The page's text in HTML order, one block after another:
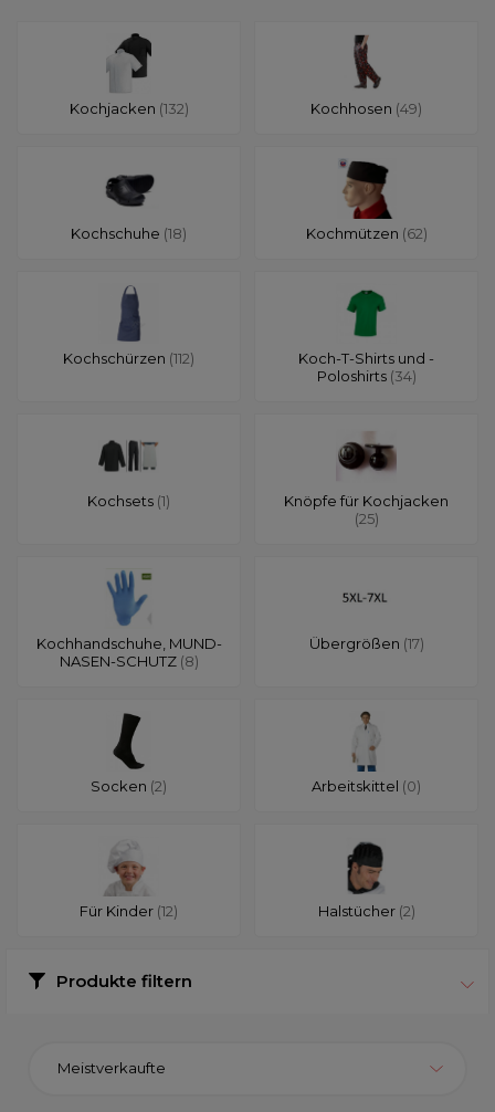
Kochjacken (132) Kochhosen (49)
Kochschuhe (18) Kochmützen (62)
Kochschürzen (112)
Koch-T-Shirts und -
Poloshirts (34)
Kochsets (1)
Knöpfe für Kochjacken
(25)
Kochhandschuhe, MUND-
NASEN-SCHUTZ (8)
Übergrößen (17)
Socken (2) Arbeitskittel (0)
Für Kinder (12) Halstücher (2)
Produkte filtern
Meistverkaufte